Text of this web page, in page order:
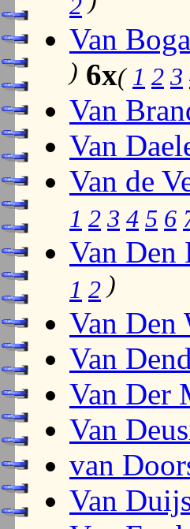
2
Van
) 6x( 1 2 3
Van
Van
Van de
1 2 3 4 5 6
Van Den
1 2)
Van Den
Van
Van Der
Van
van
Van